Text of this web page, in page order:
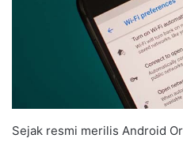
Sejak resmi merilis Android